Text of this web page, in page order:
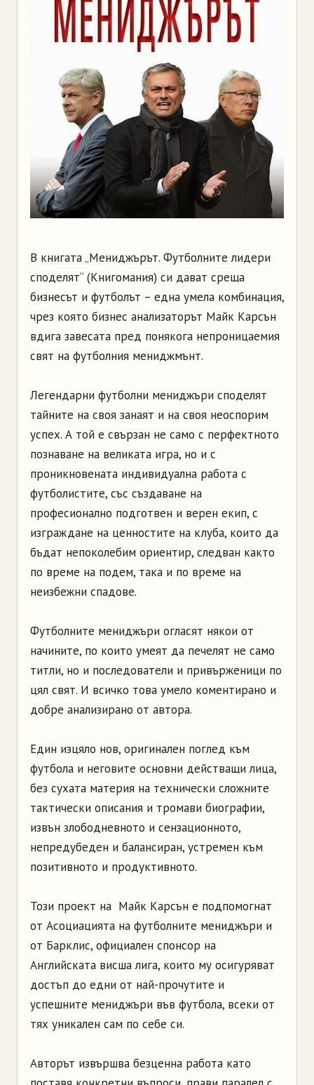
В книгата „Мениджърът. Футболните лидери
споделят“ (Книгомания) си дават среща
бизнесът и футболът – една умела комбинация,
чрез която бизнес анализаторът Майк Карсън
вдига завесата пред понякога непроницаемия
свят на футболния мениджмънт.
Легендарни футболни мениджъри споделят
тайните на своя занаят и на своя неоспорим
успех. А той е свързан не само с перфектното
познаване на великата игра, но и с
проникновената индивидуална работа с
футболистите, със създаване на
професионално подготвен и верен екип, с
изграждане на ценностите на клуба, които да
бъдат непоколебим ориентир, следван както
по време на подем, така и по време на
неизбежни спадове.
Футболните мениджъри огласят някои от
начините, по които умеят да печелят не само
титли, но и последователи и привърженици по
цял свят. И всичко това умело коментирано и
добре анализирано от автора.
Един изцяло нов, оригинален поглед към
футбола и неговите основни действащи лица,
без сухата материя на технически сложните
тактически описания и тромави биографии,
извън злободневното и сензационното,
непредубеден и балансиран, устремен към
позитивното и продуктивното.
Този проект на Майк Карсън е подпомогнат
от Асоциацията на футболните мениджъри и
от Барклис, официален спонсор на
Английската висша лига, които му осигуряват
достъп до едни от най-прочутите и
успешните мениджъри във футбола, всеки от
тях уникален сам по себе си.
Авторът извършва безценна работа като